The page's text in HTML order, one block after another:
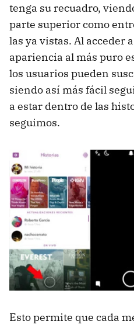
tenga su recuadro,
parte superior como
las ya vistas. Al acceder
apariencia al más puro
los usuarios pueden
siendo así más fácil
a estar dentro de las
seguimos.
Esto permite que cada